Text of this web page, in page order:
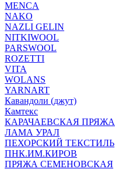
MENCA
NAKO
NAZLI GELIN
NITKIWOOL
PARSWOOL
ROZETTI
VITA
WOLANS
YARNART
Кавандоли (джут)
Камтекс
КАРАЧАЕВСКАЯ ПРЯЖА
ЛАМА УРАЛ
ПЕХОРСКИЙ ТЕКСТИЛЬ
ПНК.ИМ.КИРОВ
ПРЯЖА СЕМЕНОВСКАЯ